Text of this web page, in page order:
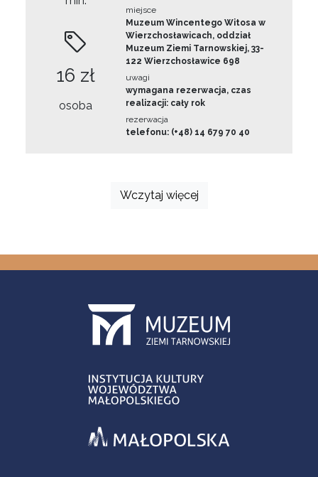
16 zł
osoba
miejsce
Muzeum Wincentego Witosa w
Wierzchosławicach, oddział
Muzeum Ziemi Tarnowskiej, 33-
122 Wierzchosławice 698
uwagi
wymagana rezerwacja, czas
realizacji: cały rok
rezerwacja
telefonu: (+48) 14 679 70 40
Wczytaj więcej